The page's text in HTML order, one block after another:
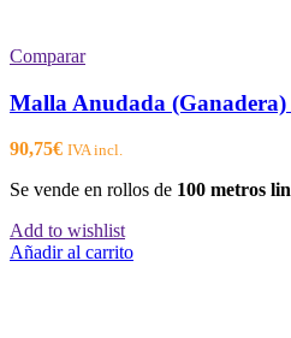
Comparar
Malla Anudada (Ganadera)
90,75€ IVA incl.
Se vende en rollos de 100 metros
Add to wishlist
Añadir al carrito